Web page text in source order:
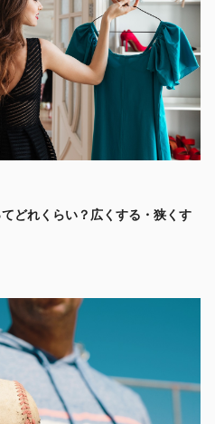
どれくらい？広くする・狭くす